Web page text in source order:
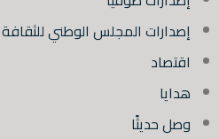
إصدارات المجلس الوطني للثقافة
اقتصاد
هدايا
وصل حديثًا